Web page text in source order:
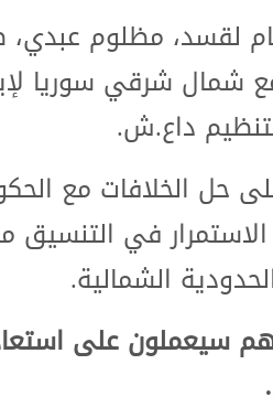
لقسد، مظلوم
شمال شرقي سوريا
داع.ش.
حل الخلافات مع
في
الشمالية.
سيعملون على